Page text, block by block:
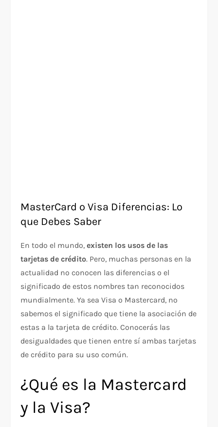
MasterCard o Visa Diferencias: Lo
que Debes Saber
En todo el mundo,existen los usos de las
tarjetas de crédito. Pero, muchas personas en la
actualidad no conocen las diferencias o el
significado de estos nombres tan reconocidos
mundialmente. Ya sea Visa o Mastercard, no
sabemos el significado que tiene la asociación de
estas a la tarjeta de crédito. Conocerás las
desigualdades que tienen entre sí ambas tarjetas
de crédito para su uso común.
¿Qué es la Mastercard
y la Visa?